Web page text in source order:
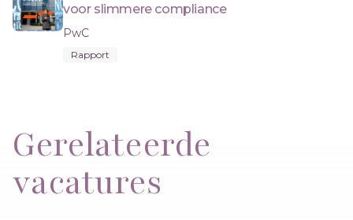
voor slimmere compliance
PwC
Rapport
Gerelateerde
vacatures